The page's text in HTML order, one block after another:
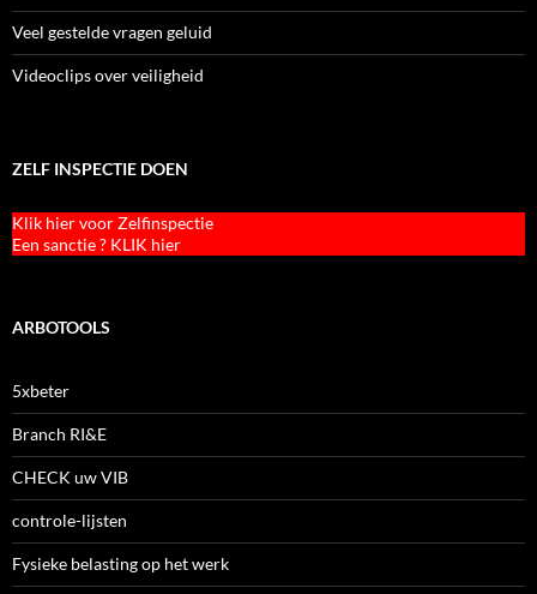
Veel gestelde vragen geluid
Videoclips over veiligheid
ZELF INSPECTIE DOEN
Klik hier voor Zelfinspectie
Een sanctie ? KLIK hier
ARBOTOOLS
5xbeter
Branch RI&E
CHECK uw VIB
controle-lijsten
Fysieke belasting op het werk